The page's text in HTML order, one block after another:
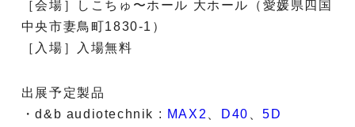
［会場］しこちゅ〜ホール 大ホール（愛媛県四国
中央市妻鳥町1830-1）
［入場］入場無料
出展予定製品
・d&b audiotechnik : MAX2 D40 、5D